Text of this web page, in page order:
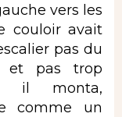
vers les
couloir avait
pas du
et pas trop
il monta,
comme un